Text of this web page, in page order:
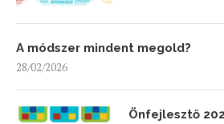
A módszer mindent megold?
28/02/2026
Önfejlesztő